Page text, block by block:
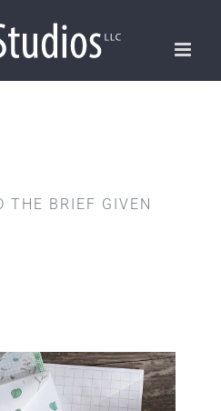
THE BRIEF GIVEN